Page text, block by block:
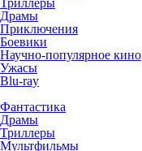
Драмы
Приключения
Боевики
Научно-популярное кино
Ужасы
Blu-ray
Фантастика
Драмы
Триллеры
Мультфильмы